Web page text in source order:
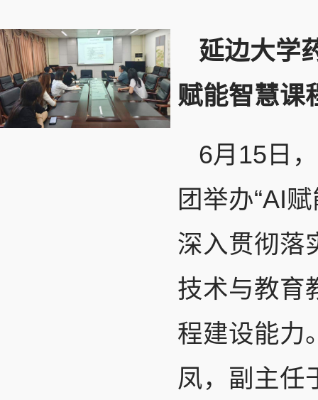
延边大学
赋能智慧课
6月15日
团举办“AI
深入贯彻落
技术与教育
程建设能力
凤，副主任